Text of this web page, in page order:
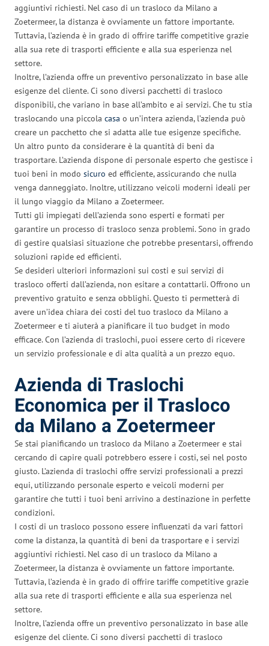
aggiuntivi richiesti. Nel caso di un trasloco da Milano a
Zoetermeer, la distanza è ovviamente un fattore importante.
Tuttavia, l’azienda è in grado di offrire tariffe competitive grazie
alla sua rete di trasporti efficiente e alla sua esperienza nel
settore.
Inoltre, l’azienda offre un preventivo personalizzato in base alle
esigenze del cliente. Ci sono diversi pacchetti di trasloco
disponibili, che variano in base all’ambito e ai servizi. Che tu stia
traslocando una piccola casa o un’intera azienda, l’azienda può
creare un pacchetto che si adatta alle tue esigenze specifiche.
Un altro punto da considerare è la quantità di beni da
trasportare. L’azienda dispone di personale esperto che gestisce i
tuoi beni in modo sicuro ed efficiente, assicurando che nulla
venga danneggiato. Inoltre, utilizzano veicoli moderni ideali per
il lungo viaggio da Milano a Zoetermeer.
Tutti gli impiegati dell’azienda sono esperti e formati per
garantire un processo di trasloco senza problemi. Sono in grado
di gestire qualsiasi situazione che potrebbe presentarsi, offrendo
soluzioni rapide ed efficienti.
Se desideri ulteriori informazioni sui costi e sui servizi di
trasloco offerti dall’azienda, non esitare a contattarli. Offrono un
preventivo gratuito e senza obblighi. Questo ti permetterà di
avere un’idea chiara dei costi del tuo trasloco da Milano a
Zoetermeer e ti aiuterà a pianificare il tuo budget in modo
efficace. Con l’azienda di traslochi, puoi essere certo di ricevere
un servizio professionale e di alta qualità a un prezzo equo.
Azienda di Traslochi
Economica per il Trasloco
da Milano a Zoetermeer
Se stai pianificando un trasloco da Milano a Zoetermeer e stai
cercando di capire quali potrebbero essere i costi, sei nel posto
giusto. L’azienda di traslochi offre servizi professionali a prezzi
equi, utilizzando personale esperto e veicoli moderni per
garantire che tutti i tuoi beni arrivino a destinazione in perfette
condizioni.
I costi di un trasloco possono essere influenzati da vari fattori
come la distanza, la quantità di beni da trasportare e i servizi
aggiuntivi richiesti. Nel caso di un trasloco da Milano a
Zoetermeer, la distanza è ovviamente un fattore importante.
Tuttavia, l’azienda è in grado di offrire tariffe competitive grazie
alla sua rete di trasporti efficiente e alla sua esperienza nel
settore.
Inoltre, l’azienda offre un preventivo personalizzato in base alle
esigenze del cliente. Ci sono diversi pacchetti di trasloco